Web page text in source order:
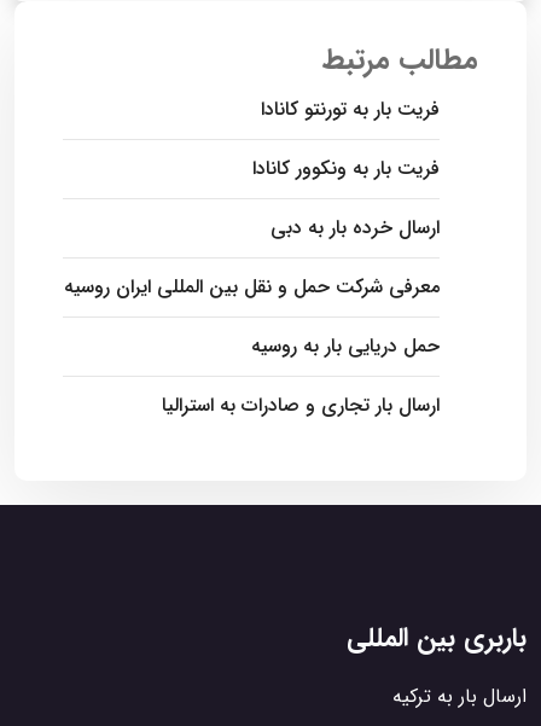
مطالب مرتبط
فریت بار به تورنتو کانادا
فریت بار به ونکوور کانادا
ارسال خرده بار به دبی
معرفی شرکت حمل و نقل بین المللی ایران روسیه
حمل دریایی بار به روسیه
ارسال بار تجاری و صادرات به استرالیا
باربری بین المللی
ارسال بار به ترکیه